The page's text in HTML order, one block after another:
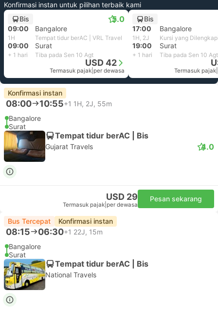
Konfirmasi instan untuk pilihan terbaik kami
Bis
5.0
09:00 Bangalore
1H Tempat tidur berAC | VRL Travel
09:00 Surat
+ 1 hari Tiba pada Sen 10 Agt
USD 42
Termasuk pajak per dewasa
Bis
17:00
Bangalore
1H, 2J
19:00 Surat
+ 1 hari Tiba pada Sen 10 Agt
Termasuk pajak
Konfirmasi instan
08:00 10:55+1 1H, 2J, 55m
Bangalore
Surat
Tempat tidur berAC | Bis
Gujarat Travels 4.0
USD 29
Termasuk pajak per dewasa
Pesan sekarang
Bus Tercepat Konfirmasi instan
08:15 06:30+1 22J, 15m
Bangalore
Surat
Tempat tidur berAC | Bis
National Travels